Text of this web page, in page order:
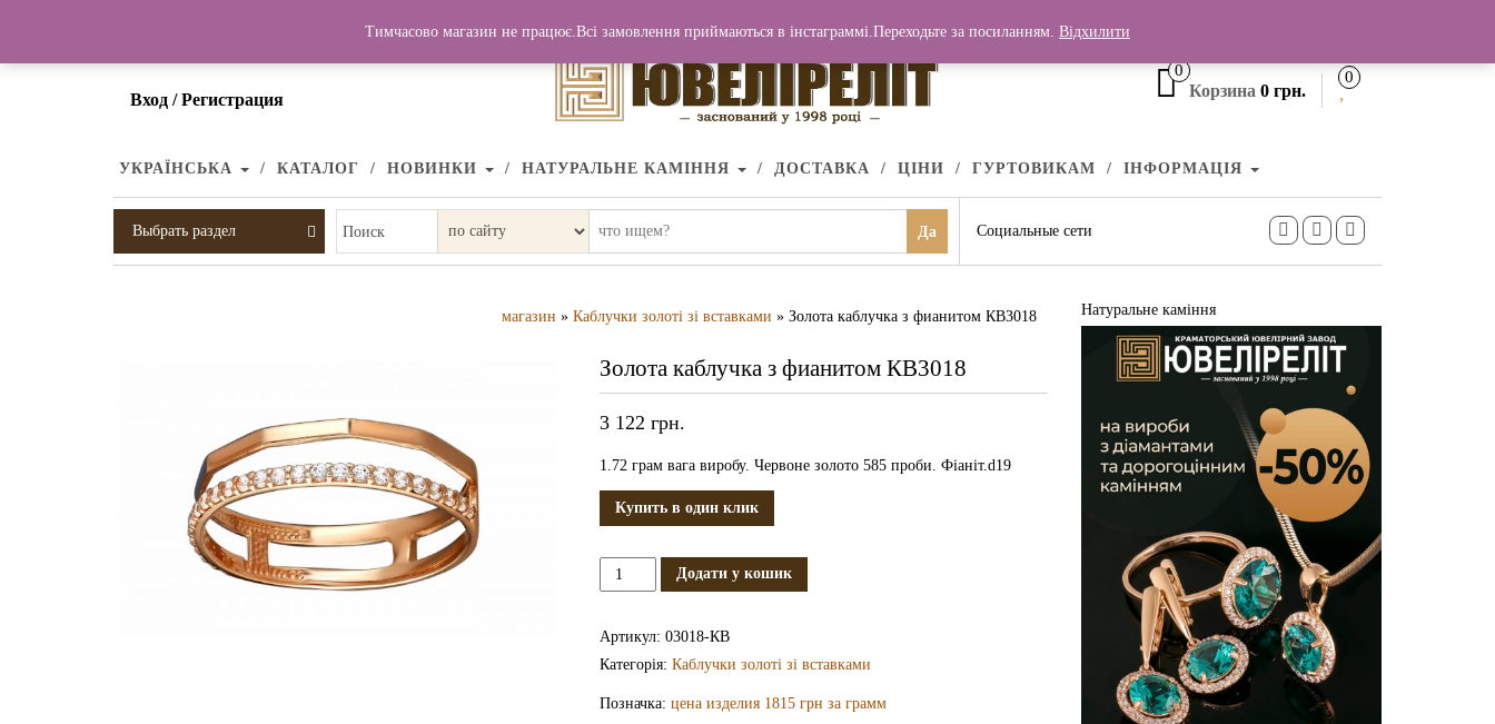
Вход / Регистрация
0
Корзина 0 грн.
0
УКРАЇНСЬКА КАТАЛОГ НОВИНКИ НАТУРАЛЬНЕ КАМІННЯ ДОСТАВКА ЦІНИ ГУРТОВИКАМ ІНФОРМАЦІЯ
Выбрать раздел Поиск Да Социальные сети
магазин » Каблучки золоті зі вставками » Золота каблучка з фианитом КВ3018
Золота каблучка з фианитом КВ3018
3 122 грн.
1.72 грам вага виробу. Червоне золото 585 проби. Фіаніт.d19
Купить в один клик
Золота
каблучка
кількість
Додати у кошик
Артикул: 03018-КВ
Категорія: Каблучки золоті зі вставками
Позначка: цена изделия 1815 грн за грамм
Натуральне каміння
Тимчасово магазин не працює.Всі замовлення приймаються в інстаграммі.Переходьте за посиланням. Відхилити